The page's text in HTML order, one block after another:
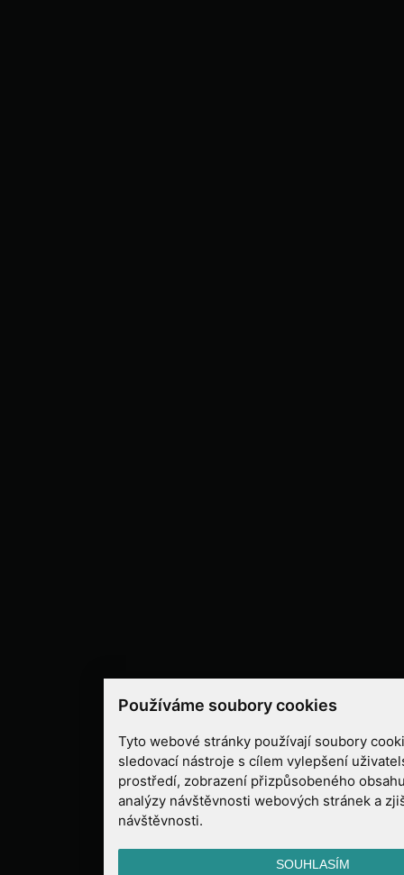
Používáme soubory cookies
Tyto webové stránky používají soubory
sledovací nástroje s cílem vylepšení
prostředí, zobrazení přizpůsobeného
analýzy návštěvnosti webových stránek a
návštěvnosti.
SOUHLASÍM